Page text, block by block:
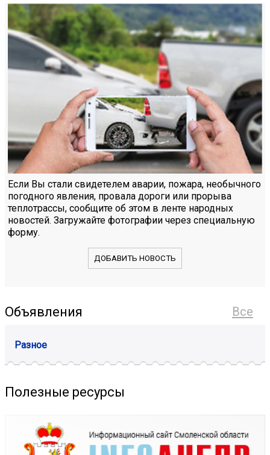
Если Вы стали свидетелем аварии, пожара, необычного
погодного явления, провала дороги или прорыва
теплотрассы, сообщите об этом в ленте народных
новостей. Загружайте фотографии через специальную
форму.
ДОБАВИТЬ НОВОСТЬ
Все
Объявления
Разное
Полезные ресурсы